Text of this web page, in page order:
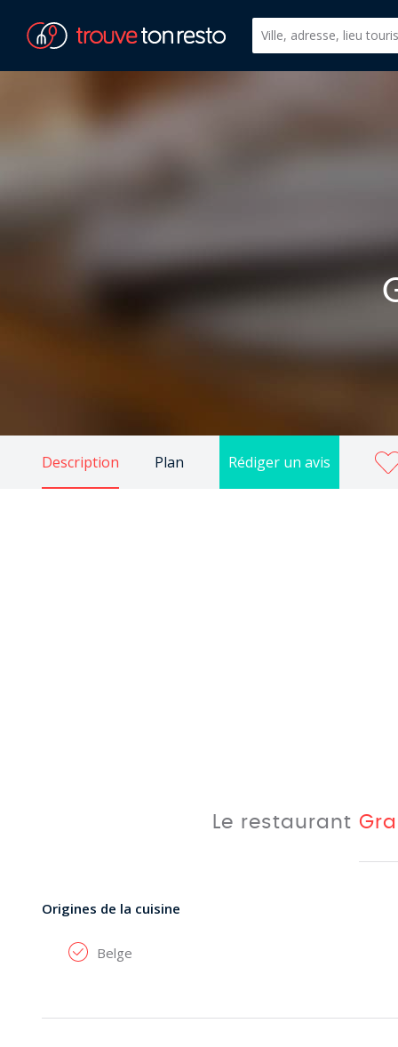
Description Plan Rédiger un avis
Le restaurant
Origines de la cuisine
Belge